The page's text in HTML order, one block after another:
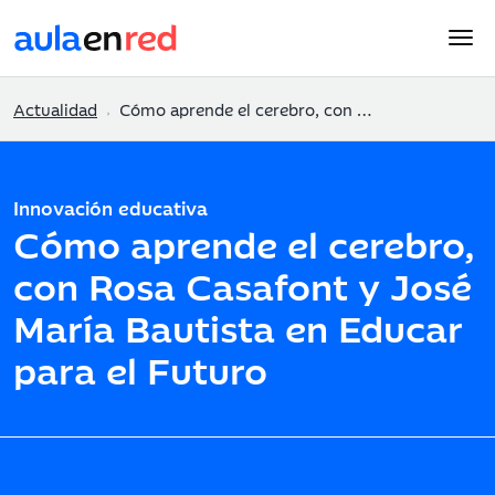
Actualidad Cómo aprende el cerebro, con Rosa Casafont y José María Bautista en Educar para el Futuro
Innovación educativa
Cómo aprende el cerebro,
con Rosa Casafont y José
María Bautista en Educar
para el Futuro